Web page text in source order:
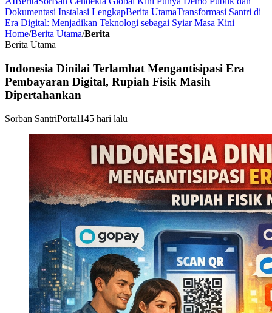
Dokumentasi Instalasi LengkapBerita UtamaTransformasi Santri di
Era Digital: Menjadikan Teknologi sebagai Syiar Masa Kini
Home/Berita Utama/Berita
Berita Utama
Indonesia Dinilai Terlambat Mengantisipasi Era
Pembayaran Digital, Rupiah Fisik Masih
Dipertahankan
Sorban SantriPortal145 hari lalu